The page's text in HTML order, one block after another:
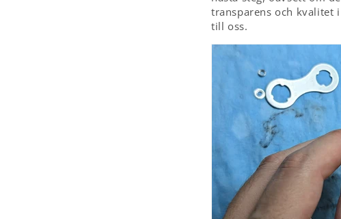
transparens och kvalitet
till oss.